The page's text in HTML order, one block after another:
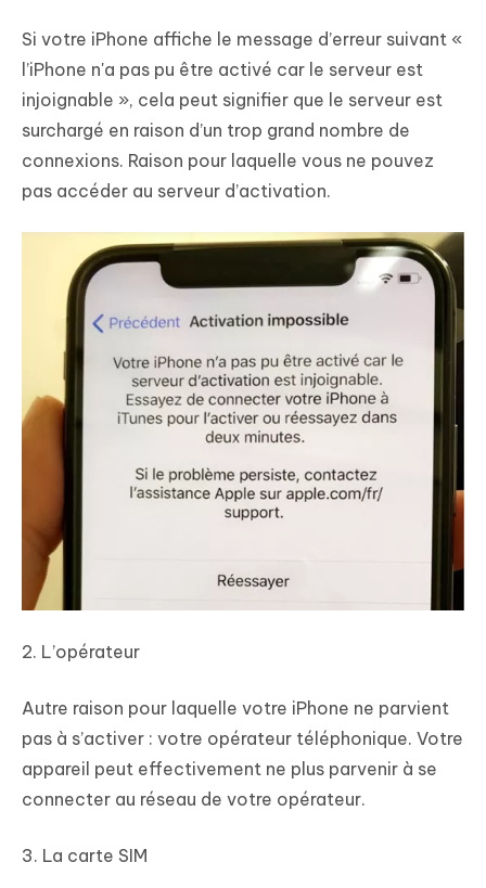
Si votre iPhone affiche le message d’erreur suivant «
l’iPhone n'a pas pu être activé car le serveur est
injoignable », cela peut signifier que le serveur est
surchargé en raison d’un trop grand nombre de
connexions. Raison pour laquelle vous ne pouvez
pas accéder au serveur d’activation.
2. L’opérateur
Autre raison pour laquelle votre iPhone ne parvient
pas à s’activer : votre opérateur téléphonique. Votre
appareil peut effectivement ne plus parvenir à se
connecter au réseau de votre opérateur.
3. La carte SIM